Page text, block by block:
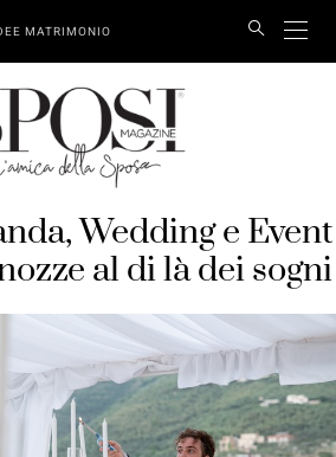
MATRIMONIO
Wedding e Event
al di là dei sogni